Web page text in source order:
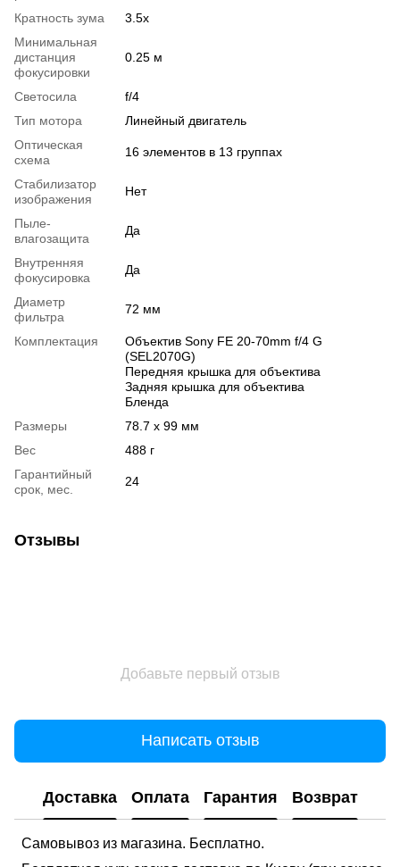
Кратность зума
3.5x
Минимальная
дистанция
фокусировки
0.25 м
Светосила
f/4
Тип мотора
Линейный двигатель
Оптическая
схема
16 элементов в 13 группах
Стабилизатор
изображения
Нет
Пыле-
влагозащита
Да
Внутренняя
фокусировка
Да
Диаметр
фильтра
72 мм
Комплектация
Объектив Sony FE 20-70mm f/4 G
(SEL2070G)
Передняя крышка для объектива
Задняя крышка для объектива
Бленда
Размеры
78.7 x 99 мм
Вес
488 г
Гарантийный
срок, мес.
24
Отзывы
Добавьте первый отзыв
Написать отзыв
Доставка Оплата Гарантия Возврат
Самовывоз из магазина. Бесплатно.